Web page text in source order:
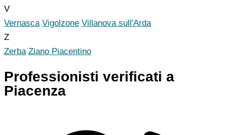
V
Vernasca Vigolzone Villanova sull'Arda
Z
Zerba Ziano Piacentino
Professionisti verificati a
Piacenza